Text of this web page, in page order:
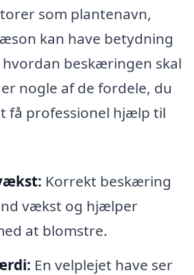
som plantenavn,
kan have betydning
beskæringen skal
nogle af de fordele, du
få professionel hjælp til
Korrekt beskæring
vækst og hjælper
at blomstre.
En velplejet have ser